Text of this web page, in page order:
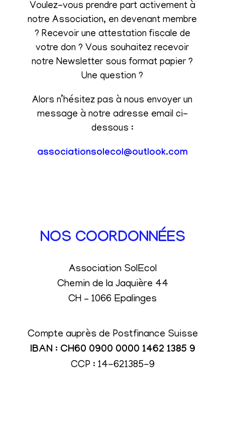
Voulez-vous prendre part activement à
notre Association, en devenant membre
? Recevoir une attestation fiscale de
votre don ? Vous souhaitez recevoir
notre Newsletter sous format papier ?
Une question ?
Alors n’hésitez pas à nous envoyer un
message à notre adresse email ci-
dessous :
associationsolecol@outlook.com
NOS COORDONNÉES
Association SolEcol
Chemin de la Jaquière 44
CH – 1066 Epalinges
Compte auprès de Postfinance Suisse
IBAN : CH60 0900 0000 1462 1385 9
CCP : 14-621385-9